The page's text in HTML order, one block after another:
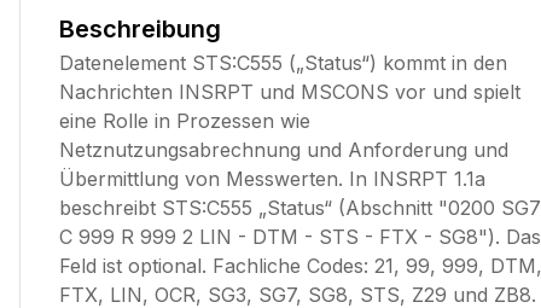
Beschreibung
Datenelement STS:C555 („Status“) kommt in den
Nachrichten INSRPT und MSCONS vor und spielt
eine Rolle in Prozessen wie
Netznutzungsabrechnung und Anforderung und
Übermittlung von Messwerten. In INSRPT 1.1a
beschreibt STS:C555 „Status“ (Abschnitt "0200 SG7
C 999 R 999 2 LIN - DTM - STS - FTX - SG8"). Das
Feld ist optional. Fachliche Codes: 21, 99, 999, DTM,
FTX, LIN, OCR, SG3, SG7, SG8, STS, Z29 und ZB8.